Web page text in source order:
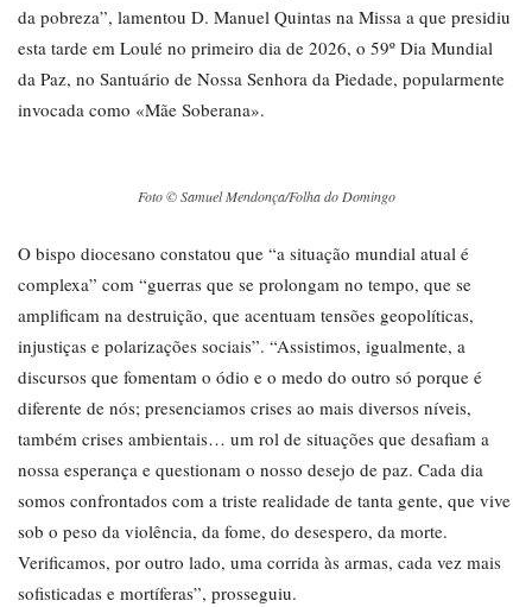
da pobreza”, lamentou D. Manuel Quintas na Missa a que presidiu
esta tarde em Loulé no primeiro dia de 2026, o 59º Dia Mundial
da Paz, no Santuário de Nossa Senhora da Piedade, popularmente
invocada como «Mãe Soberana».
Foto © Samuel Mendonça/Folha do Domingo
O bispo diocesano constatou que “a situação mundial atual é
complexa” com “guerras que se prolongam no tempo, que se
amplificam na destruição, que acentuam tensões geopolíticas,
injustiças e polarizações sociais”. “Assistimos, igualmente, a
discursos que fomentam o ódio e o medo do outro só porque é
diferente de nós; presenciamos crises ao mais diversos níveis,
também crises ambientais… um rol de situações que desafiam a
nossa esperança e questionam o nosso desejo de paz. Cada dia
somos confrontados com a triste realidade de tanta gente, que vive
sob o peso da violência, da fome, do desespero, da morte.
Verificamos, por outro lado, uma corrida às armas, cada vez mais
sofisticadas e mortíferas”, prosseguiu.